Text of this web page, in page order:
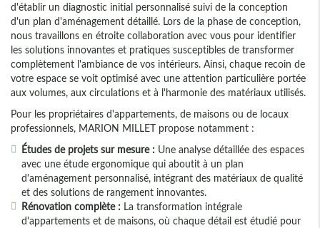
d'établir un diagnostic initial personnalisé suivi de la conception
d'un plan d'aménagement détaillé. Lors de la phase de conception,
nous travaillons en étroite collaboration avec vous pour identifier
les solutions innovantes et pratiques susceptibles de transformer
complètement l'ambiance de vos intérieurs. Ainsi, chaque recoin de
votre espace se voit optimisé avec une attention particulière portée
aux volumes, aux circulations et à l'harmonie des matériaux utilisés.
Pour les propriétaires d'appartements, de maisons ou de locaux
professionnels, MARION MILLET propose notamment :
Études de projets sur mesure : Une analyse détaillée des espaces
avec une étude ergonomique qui aboutit à un plan
d'aménagement personnalisé, intégrant des matériaux de qualité
et des solutions de rangement innovantes.
Rénovation complète : La transformation intégrale
d'appartements et de maisons, où chaque détail est étudié pour